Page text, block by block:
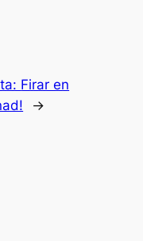
Firar en
→